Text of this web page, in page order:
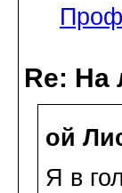
Re: На
ой
Я в